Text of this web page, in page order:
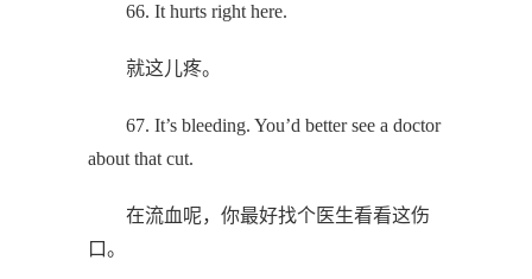
66. It hurts right here.
就这儿疼。
67. It’s bleeding. You’d better see a doctor
about that cut.
在流血呢，你最好找个医生看看这伤
口。